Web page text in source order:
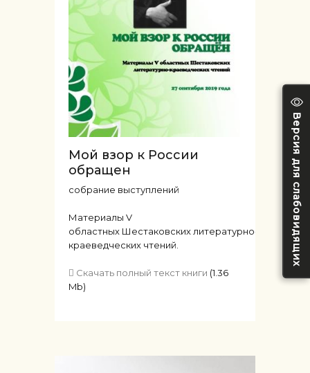
Версия для слабовидящих
Мой взор к России
обращен
собрание выступлений
Материалы V
областных Шестаковских литературно-
краеведческих чтений.
Скачать полный текст книги (1.36
Mb)